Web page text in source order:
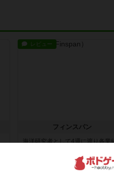
レビュー
フィンスパン
海洋研究者として4週に渡り各業績
約2ヶ月前の投稿